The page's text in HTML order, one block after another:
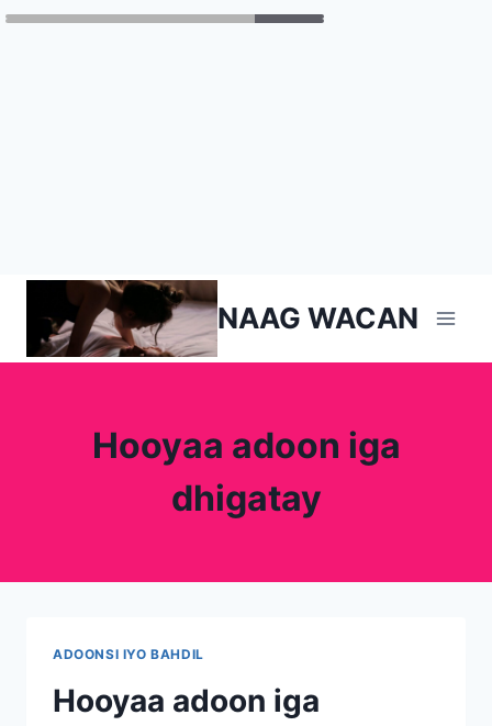
content
NAAG WACAN
Hooyaa adoon iga
dhigatay
ADOONSI IYO BAHDIL
Hooyaa adoon iga